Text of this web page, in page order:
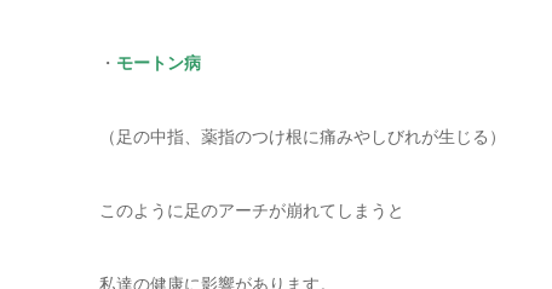
・ モートン病
（足の中指、薬指のつけ根に痛みやしびれが生じる）
このように足のアーチが崩れてしまうと
私達の健康に影響があります。